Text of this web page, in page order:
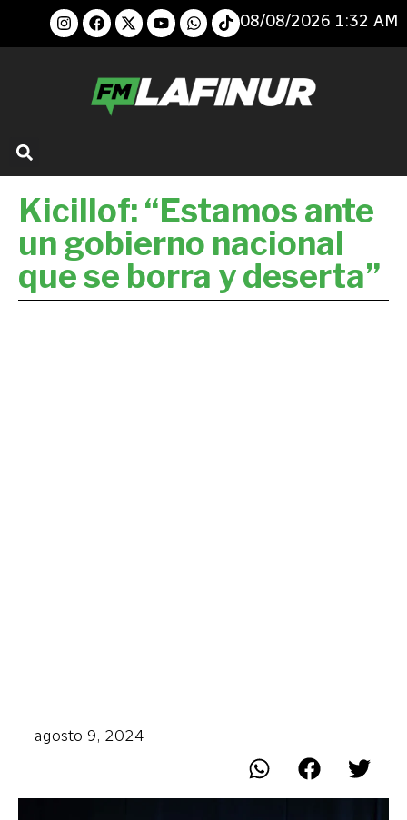
08/08/2026 1:32 AM
Kicillof: “Estamos ante
un gobierno nacional
que se borra y deserta”
agosto 9, 2024